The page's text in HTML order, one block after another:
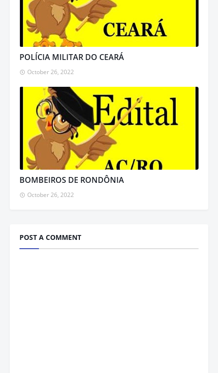
POLÍCIA MILITAR DO CEARÁ
October 26, 2022
BOMBEIROS DE RONDÔNIA
October 26, 2022
POST A COMMENT